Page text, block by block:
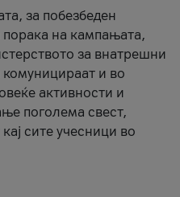
за побезбеден
порака на кампањата,
за внатрешни
комуницираат и во
активности и
поголема свест,
сите учесници во